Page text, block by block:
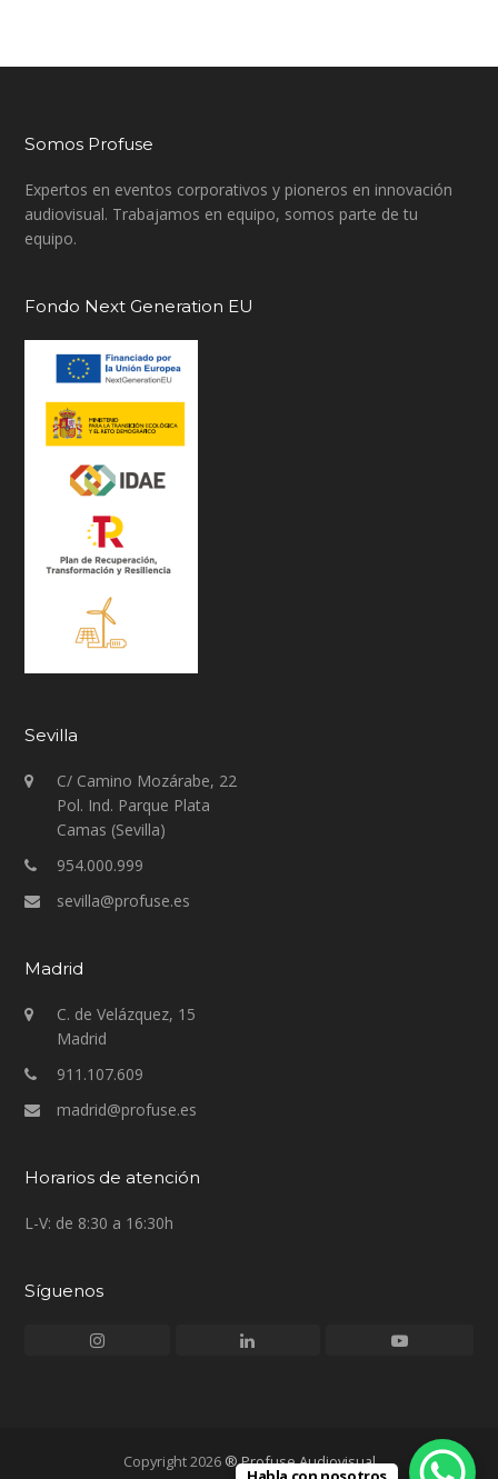
Somos Profuse
Expertos en eventos corporativos y pioneros en innovación
audiovisual. Trabajamos en equipo, somos parte de tu
equipo.
Fondo Next Generation EU
Sevilla
C/ Camino Mozárabe, 22
Pol. Ind. Parque Plata
Camas (Sevilla)
954.000.999
sevilla@profuse.es
Madrid
C. de Velázquez, 15
Madrid
911.107.609
madrid@profuse.es
Horarios de atención
L-V: de 8:30 a 16:30h
Síguenos
Instagram LinkedIn Youtube
Copyright 2026 ® Profuse Audiovisual